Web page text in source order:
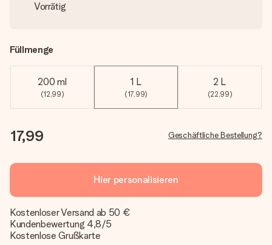
Vorrätig
Füllmenge
200 ml
(12,99)
1 L
(17,99)
2 L
(22,99)
17,99 Geschäftliche Bestellung?
Hier personalisieren
Kostenloser Versand ab 50 €
Kundenbewertung 4,8/5
Kostenlose Grußkarte